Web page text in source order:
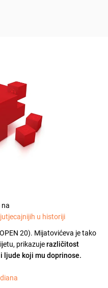
u historiji
20). Mijatovićeva je tako
prikazujerazličitost
koji mu doprinose.